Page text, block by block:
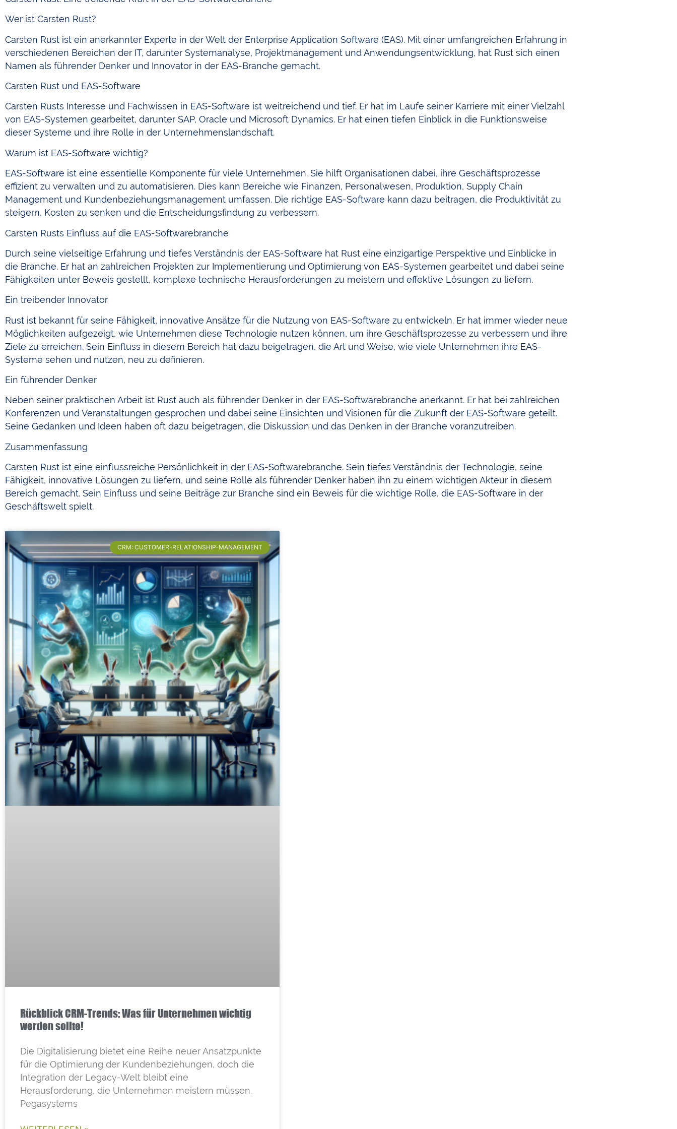
Wer ist Carsten Rust?
Carsten Rust ist ein anerkannter Experte in der Welt der Enterprise Application Software (EAS). Mit einer umfangreichen Erfahrung in
verschiedenen Bereichen der IT, darunter Systemanalyse, Projektmanagement und Anwendungsentwicklung, hat Rust sich einen
Namen als führender Denker und Innovator in der EAS-Branche gemacht.
Carsten Rust und EAS-Software
Carsten Rusts Interesse und Fachwissen in EAS-Software ist weitreichend und tief. Er hat im Laufe seiner Karriere mit einer Vielzahl
von EAS-Systemen gearbeitet, darunter SAP, Oracle und Microsoft Dynamics. Er hat einen tiefen Einblick in die Funktionsweise
dieser Systeme und ihre Rolle in der Unternehmenslandschaft.
Warum ist EAS-Software wichtig?
EAS-Software ist eine essentielle Komponente für viele Unternehmen. Sie hilft Organisationen dabei, ihre Geschäftsprozesse
effizient zu verwalten und zu automatisieren. Dies kann Bereiche wie Finanzen, Personalwesen, Produktion, Supply Chain
Management und Kundenbeziehungsmanagement umfassen. Die richtige EAS-Software kann dazu beitragen, die Produktivität zu
steigern, Kosten zu senken und die Entscheidungsfindung zu verbessern.
Carsten Rusts Einfluss auf die EAS-Softwarebranche
Durch seine vielseitige Erfahrung und tiefes Verständnis der EAS-Software hat Rust eine einzigartige Perspektive und Einblicke in
die Branche. Er hat an zahlreichen Projekten zur Implementierung und Optimierung von EAS-Systemen gearbeitet und dabei seine
Fähigkeiten unter Beweis gestellt, komplexe technische Herausforderungen zu meistern und effektive Lösungen zu liefern.
Ein treibender Innovator
Rust ist bekannt für seine Fähigkeit, innovative Ansätze für die Nutzung von EAS-Software zu entwickeln. Er hat immer wieder neue
Möglichkeiten aufgezeigt, wie Unternehmen diese Technologie nutzen können, um ihre Geschäftsprozesse zu verbessern und ihre
Ziele zu erreichen. Sein Einfluss in diesem Bereich hat dazu beigetragen, die Art und Weise, wie viele Unternehmen ihre EAS-
Systeme sehen und nutzen, neu zu definieren.
Ein führender Denker
Neben seiner praktischen Arbeit ist Rust auch als führender Denker in der EAS-Softwarebranche anerkannt. Er hat bei zahlreichen
Konferenzen und Veranstaltungen gesprochen und dabei seine Einsichten und Visionen für die Zukunft der EAS-Software geteilt.
Seine Gedanken und Ideen haben oft dazu beigetragen, die Diskussion und das Denken in der Branche voranzutreiben.
Zusammenfassung
Carsten Rust ist eine einflussreiche Persönlichkeit in der EAS-Softwarebranche. Sein tiefes Verständnis der Technologie, seine
Fähigkeit, innovative Lösungen zu liefern, und seine Rolle als führender Denker haben ihn zu einem wichtigen Akteur in diesem
Bereich gemacht. Sein Einfluss und seine Beiträge zur Branche sind ein Beweis für die wichtige Rolle, die EAS-Software in der
Geschäftswelt spielt.
CRM: CUSTOMER-RELATIONSHIP-MANAGEMENT
Rückblick CRM-Trends: Was für Unternehmen wichtig
werden sollte!
Die Digitalisierung bietet eine Reihe neuer Ansatzpunkte
für die Optimierung der Kundenbeziehungen, doch die
Integration der Legacy-Welt bleibt eine
Herausforderung, die Unternehmen meistern müssen.
Pegasystems